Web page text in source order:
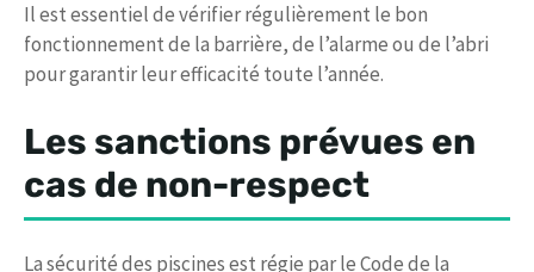
Il est essentiel de vérifier régulièrement le bon
fonctionnement de la barrière, de l’alarme ou de l’abri
pour garantir leur efficacité toute l’année.
Les sanctions prévues en
cas de non-respect
La sécurité des piscines est régie par le Code de la